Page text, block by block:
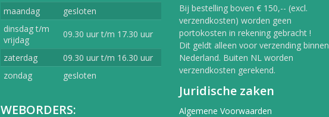
maandag
gesloten
dinsdag t/m
vrijdag
09.30 uur t/m 17.30 uur
zaterdag
09.30 uur t/m 16.30 uur
zondag
gesloten
WEBORDERS:
Bij bestelling boven € 150,-- (excl.
verzendkosten) worden geen
portokosten in rekening gebracht !
Dit geldt alleen voor verzending binnen
Nederland. Buiten NL worden
verzendkosten gerekend.
Juridische zaken
Algemene Voorwaarden